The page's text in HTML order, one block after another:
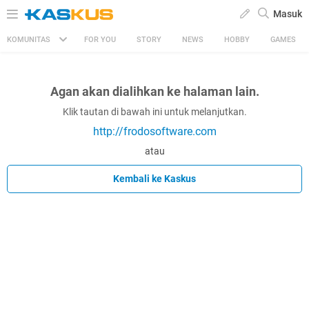
Masuk
KOMUNITAS FOR YOU STORY NEWS HOBBY GAMES
Agan akan dialihkan ke halaman lain.
Klik tautan di bawah ini untuk melanjutkan.
http://frodosoftware.com
atau
Kembali ke Kaskus